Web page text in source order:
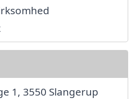
1, 3550 Slangerup